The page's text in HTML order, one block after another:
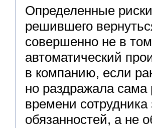
Определенные
решившего
совершенно не в
автоматический
в компанию, если
но раздражала
времени
обязанностей, а не